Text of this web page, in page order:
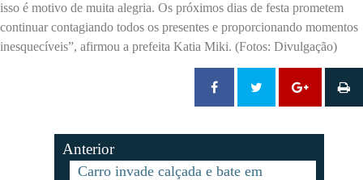
isso é motivo de muita alegria. Os próximos dias de festa prometem
continuar contagiando todos os presentes e proporcionando momentos
inesquecíveis”, afirmou a prefeita Katia Miki. (Fotos: Divulgação)
Anterior
Carro invade calçada e bate em